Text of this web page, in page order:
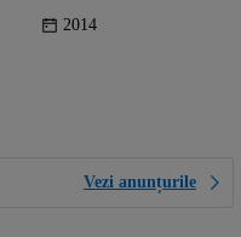
2014
Vezi anunțurile